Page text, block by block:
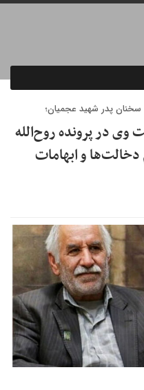
سخنان پدر شهید عجمیان؛
وی در پرونده روح‌الله
و ابهامات